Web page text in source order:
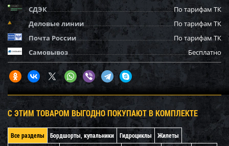
СДЭК
По тарифам ТК
Деловые линии
По тарифам ТК
Почта России
По тарифам ТК
Самовывоз
Бесплатно
С ЭТИМ ТОВАРОМ ВЫГОДНО ПОКУПАЮТ В КОМПЛЕКТЕ
Все разделы Бордшорты, купальники Гидроциклы
Жилеты